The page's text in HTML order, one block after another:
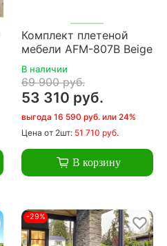
Комплект плетеной
мебели AFM-807B Beige
В наличии
69 900 руб.
53 310 руб.
выгода 16 590 руб. или 24%
Цена от 2шт: 51 710 руб.
В корзину
-29%